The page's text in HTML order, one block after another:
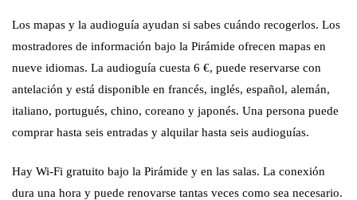
Los mapas y la audioguía ayudan si sabes cuándo recogerlos. Los
mostradores de información bajo la Pirámide ofrecen mapas en
nueve idiomas. La audioguía cuesta 6 €, puede reservarse con
antelación y está disponible en francés, inglés, español, alemán,
italiano, portugués, chino, coreano y japonés. Una persona puede
comprar hasta seis entradas y alquilar hasta seis audioguías.
Hay Wi-Fi gratuito bajo la Pirámide y en las salas. La conexión
dura una hora y puede renovarse tantas veces como sea necesario.